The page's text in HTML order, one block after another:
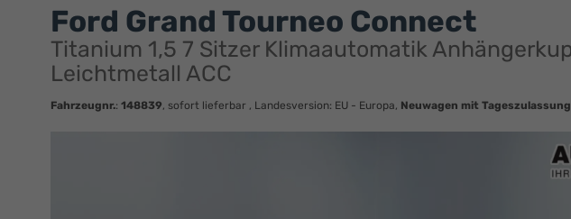
Ford Grand Tourneo Connect
Titanium 1,5 7 Sitzer Klimaautomatik
Leichtmetall ACC
Fahrzeugnr.: 148839, sofort lieferbar , Landesversion: EU - Europa, Neuwagen mit Tageszulassung